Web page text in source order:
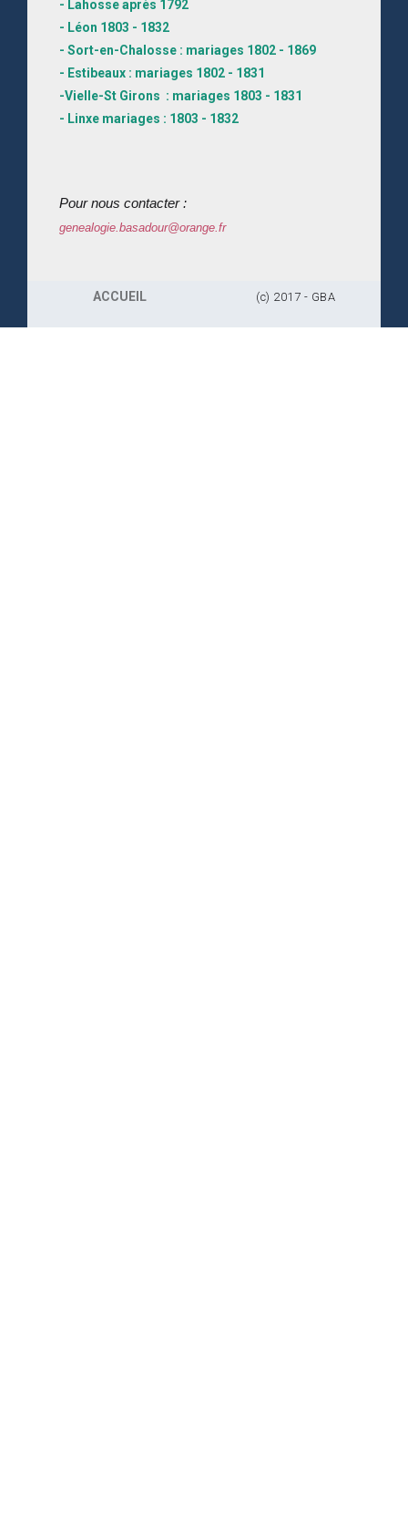
- Lahosse après 1792
- Léon 1803 - 1832
- Sort-en-Chalosse : mariages 1802 - 1869
- Estibeaux : mariages 1802 - 1831
-Vielle-St Girons : mariages 1803 - 1831
- Linxe mariages : 1803 - 1832
Pour nous contacter :
genealogie.basadour@orange.fr
ACCUEIL (c) 2017 - GBA